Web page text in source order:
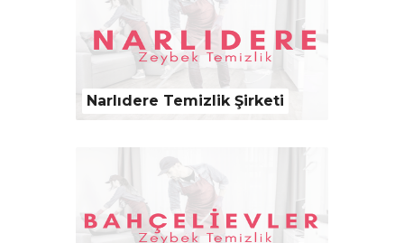
Narlıdere Temizlik Şirketi